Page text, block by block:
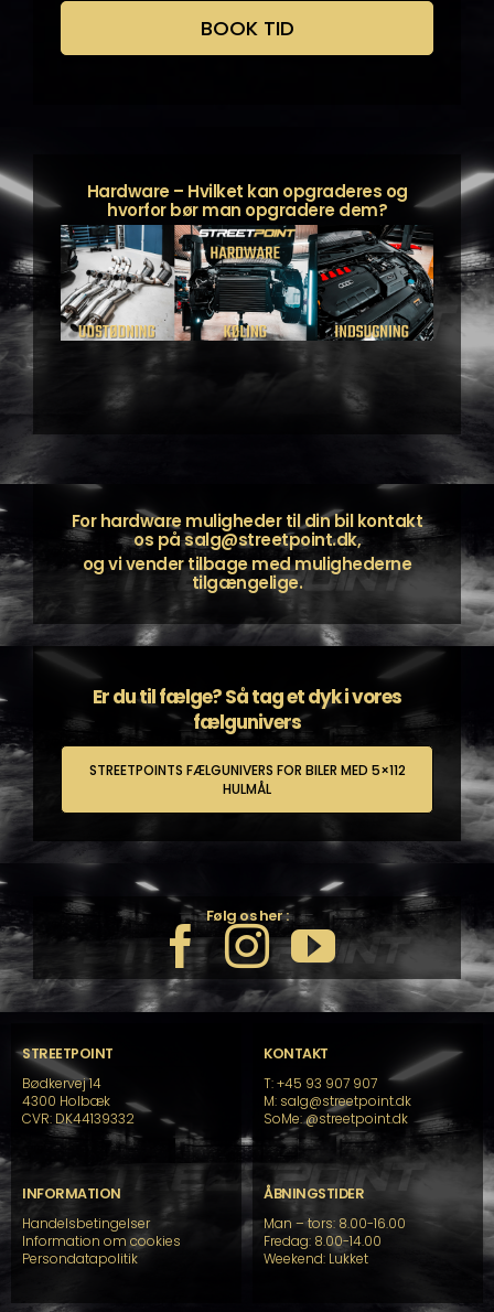
BOOK TID
Hardware – Hvilket kan opgraderes og
hvorfor bør man opgradere dem?
For hardware muligheder til din bil kontakt
os påsalg@streetpoint.dk,
og vi vender tilbage med mulighederne
tilgængelige.
Er du til fælge? Så tag et dyk i vores
fælgunivers
STREETPOINTS FÆLGUNIVERS FOR BILER MED 5×112
HULMÅL
Følg os her :
STREETPOINT
Bødkervej 14
4300 Holbæk
CVR: DK44139332
KONTAKT
T: +45 93 907 907
M: salg@streetpoint.dk
SoMe:@streetpoint.dk
INFORMATION
Handelsbetingelser
Information om cookies
Persondatapolitik
ÅBNINGSTIDER
Man – tors: 8.00-16.00
Fredag: 8.00-14.00
Weekend: Lukket